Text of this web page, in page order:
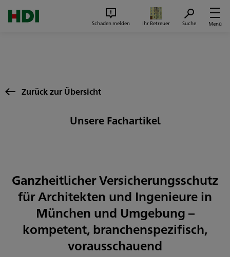
Schaden melden Ihr Betreuer Suche Menü
Zurück zur Übersicht
Unsere Fachartikel
Ganzheitlicher Versicherungsschutz
für Architekten und Ingenieure in
München und Umgebung –
kompetent, branchenspezifisch,
vorausschauend